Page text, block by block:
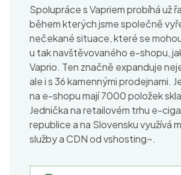
Spolupráce s Vapriem probíhá už
během kterých jsme společně
nečekané situace, které se
u tak navštěvovaného e-shopu,
Vaprio. Ten značně expanduje
ale i s 36 kamennými prodejnami.
na e-shopu mají 7000 položek
Jednička na retailovém trhu e-
republice a na Slovensku využívá
služby a CDN od vshosting~.